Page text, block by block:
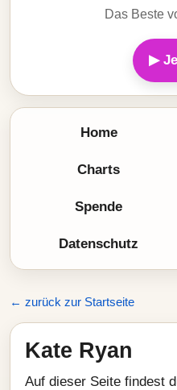
Das Beste
▶
Home
Charts
Spende
Datenschutz
← zurück zur Startseite
Kate Ryan
Auf dieser Seite findest